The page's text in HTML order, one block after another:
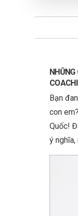
Bạn
con
Quốc!
ý